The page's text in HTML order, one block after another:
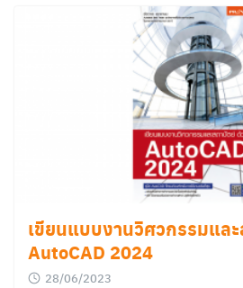
เขียนแบบงานวิศวกรรมแล
AutoCAD 2024
28/06/2023